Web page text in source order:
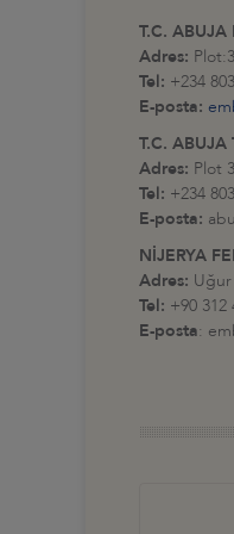
T.C. ABUJA
Adres:
Tel: +234
E-posta:
T.C. ABUJA
Adres: Plot
Tel: +234
E-posta:
NİJERYA
Adres:
Tel: +90 312
E-posta: